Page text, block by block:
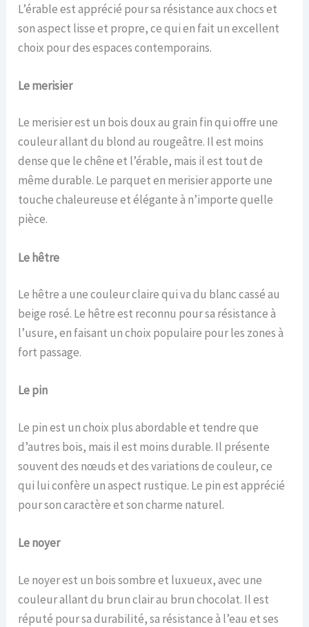
L’érable est apprécié pour sa résistance aux chocs et
son aspect lisse et propre, ce qui en fait un excellent
choix pour des espaces contemporains.
Le merisier
Le merisier est un bois doux au grain fin qui offre une
couleur allant du blond au rougeâtre. Il est moins
dense que le chêne et l’érable, mais il est tout de
même durable. Le parquet en merisier apporte une
touche chaleureuse et élégante à n’importe quelle
pièce.
Le hêtre
Le hêtre a une couleur claire qui va du blanc cassé au
beige rosé. Le hêtre est reconnu pour sa résistance à
l’usure, en faisant un choix populaire pour les zones à
fort passage.
Le pin
Le pin est un choix plus abordable et tendre que
d’autres bois, mais il est moins durable. Il présente
souvent des nœuds et des variations de couleur, ce
qui lui confère un aspect rustique. Le pin est apprécié
pour son caractère et son charme naturel.
Le noyer
Le noyer est un bois sombre et luxueux, avec une
couleur allant du brun clair au brun chocolat. Il est
réputé pour sa durabilité, sa résistance à l’eau et ses